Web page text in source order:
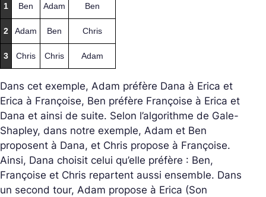
1 Ben Adam Ben
2 Adam Ben Chris
3 Chris Chris Adam
Dans cet exemple, Adam préfère Dana à Erica et
Erica à Françoise, Ben préfère Françoise à Erica et
Dana et ainsi de suite. Selon l’algorithme de Gale-
Shapley, dans notre exemple, Adam et Ben
proposent à Dana, et Chris propose à Françoise.
Ainsi, Dana choisit celui qu’elle préfère : Ben,
Françoise et Chris repartent aussi ensemble. Dans
un second tour, Adam propose à Erica (Son